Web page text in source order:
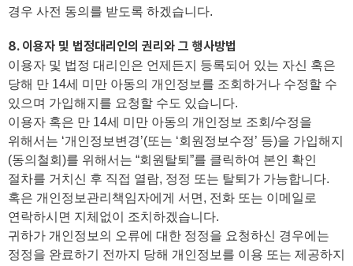
경우 사전 동의를 받도록 하겠습니다.
8. 이용자 및 법정대리인의 권리와 그 행사방법
이용자 및 법정 대리인은 언제든지 등록되어 있는 자신 혹은
당해 만 14세 미만 아동의 개인정보를 조회하거나 수정할 수
있으며 가입해지를 요청할 수도 있습니다.
이용자 혹은 만 14세 미만 아동의 개인정보 조회/수정을
위해서는 ‘개인정보변경’(또는 ‘회원정보수정’ 등)을 가입해지
(동의철회)를 위해서는 “회원탈퇴”를 클릭하여 본인 확인
절차를 거치신 후 직접 열람, 정정 또는 탈퇴가 가능합니다.
혹은 개인정보관리책임자에게 서면, 전화 또는 이메일로
연락하시면 지체없이 조치하겠습니다.
귀하가 개인정보의 오류에 대한 정정을 요청하신 경우에는
정정을 완료하기 전까지 당해 개인정보를 이용 또는 제공하지